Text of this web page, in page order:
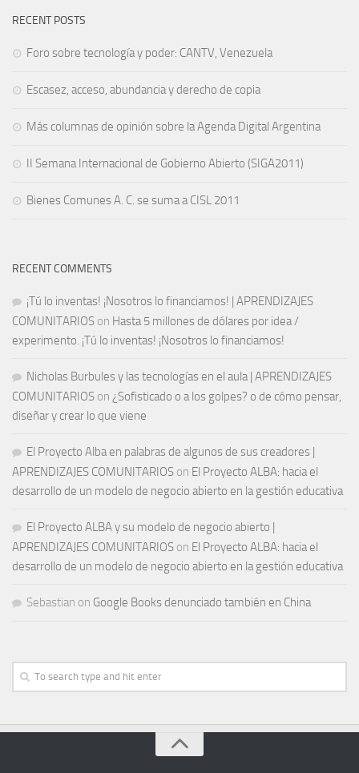
RECENT POSTS
Foro sobre tecnología y poder: CANTV, Venezuela
Escasez, acceso, abundancia y derecho de copia
Más columnas de opinión sobre la Agenda Digital Argentina
II Semana Internacional de Gobierno Abierto (SIGA2011)
Bienes Comunes A. C. se suma a CISL 2011
RECENT COMMENTS
¡Tú lo inventas! ¡Nosotros lo financiamos! | APRENDIZAJES
COMUNITARIOS on Hasta 5 millones de dólares por idea /
experimento. ¡Tú lo inventas! ¡Nosotros lo financiamos!
Nicholas Burbules y las tecnologías en el aula | APRENDIZAJES
COMUNITARIOS on ¿Sofisticado o a los golpes? o de cómo pensar,
diseñar y crear lo que viene
El Proyecto Alba en palabras de algunos de sus creadores |
APRENDIZAJES COMUNITARIOS on El Proyecto ALBA: hacia el
desarrollo de un modelo de negocio abierto en la gestión educativa
El Proyecto ALBA y su modelo de negocio abierto |
APRENDIZAJES COMUNITARIOS on El Proyecto ALBA: hacia el
desarrollo de un modelo de negocio abierto en la gestión educativa
Sebastian on Google Books denunciado también en China